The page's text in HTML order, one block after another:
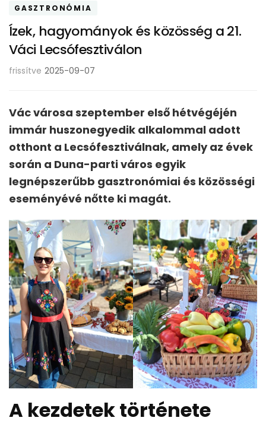
GASZTRONÓMIA
Ízek, hagyományok és közösség a 21.
Váci Lecsófesztiválon
frissítve 2025-09-07
Vác városa szeptember első hétvégéjén
immár huszonegyedik alkalommal adott
otthont a Lecsófesztiválnak, amely az évek
során a Duna-parti város egyik
legnépszerűbb gasztronómiai és közösségi
eseményévé nőtte ki magát.
A kezdetek története